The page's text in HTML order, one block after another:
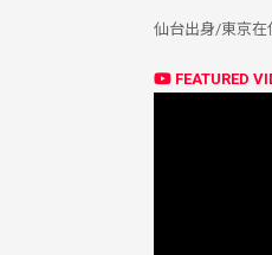
仙台出身/東京在
FEATURED